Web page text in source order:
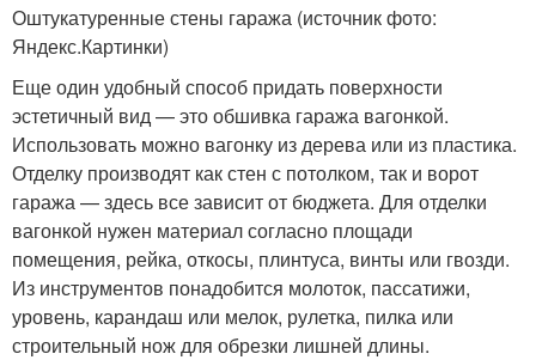
Оштукатуренные стены гаража (источник фото:
Яндекс.Картинки)
Еще один удобный способ придать поверхности
эстетичный вид — это обшивка гаража вагонкой.
Использовать можно вагонку из дерева или из пластика.
Отделку производят как стен с потолком, так и ворот
гаража — здесь все зависит от бюджета. Для отделки
вагонкой нужен материал согласно площади
помещения, рейка, откосы, плинтуса, винты или гвозди.
Из инструментов понадобится молоток, пассатижи,
уровень, карандаш или мелок, рулетка, пилка или
строительный нож для обрезки лишней длины.